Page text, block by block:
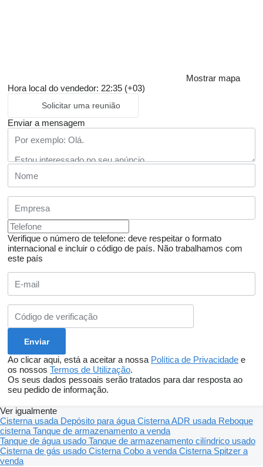
Mostrar mapa
Hora local do vendedor: 22:35 (+03)
Solicitar uma reunião
Enviar a mensagem
Verifique o número de telefone: deve respeitar o formato
internacional e incluir o código de país. Não trabalhamos com
este país
Ao clicar aqui, está a aceitar a nossa Política de Privacidade e
os nossos Termos de Utilização.
Os seus dados pessoais serão tratados para dar resposta ao
seu pedido de informação.
Ver igualmente
Cisterna usada Depósito para água Cisterna ADR usada Reboque
cisterna Tanque de armazenamento a venda
Tanque de água usado Tanque de armazenamento cilíndrico usado
Cisterna de gás usado Cisterna Cobo a venda Cisterna Spitzer a
venda